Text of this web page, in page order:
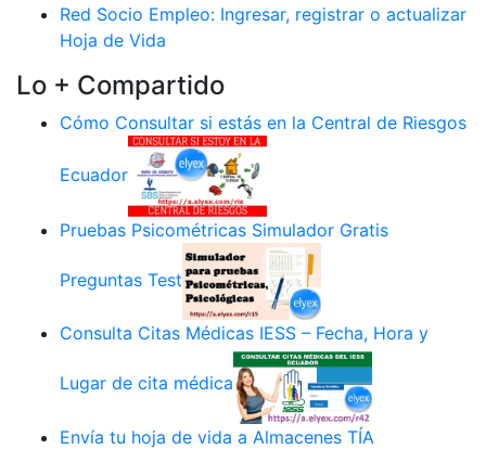
Red Socio Empleo: Ingresar, registrar o actualizar
Hoja de Vida
Lo + Compartido
Cómo Consultar si estás en la Central de Riesgos
Ecuador
Pruebas Psicométricas Simulador Gratis
Preguntas Test
Consulta Citas Médicas IESS – Fecha, Hora y
Lugar de cita médica
Envía tu hoja de vida a Almacenes TÍA